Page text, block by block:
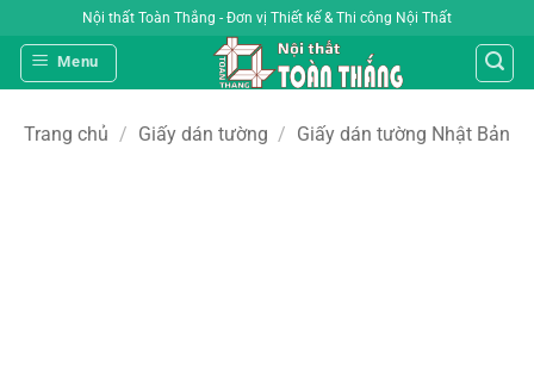
qua
nội
Nội thất Toàn Thắng - Đơn vị Thiết kế & Thi công Nội Thất
Menu
Trang chủ / Giấy dán tường / Giấy dán tường Nhật Bản